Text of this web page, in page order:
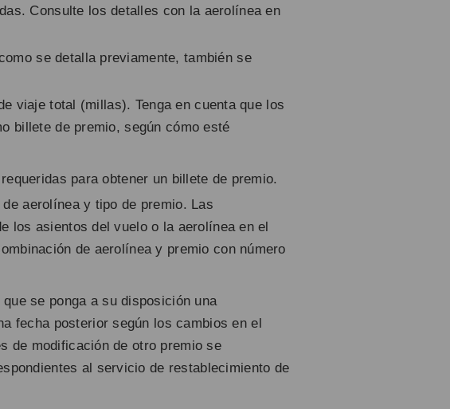
Consulte los detalles con la aerolínea en
se detalla previamente, también se
viaje total (millas). Tenga en cuenta que los
billete de premio, según cómo esté
para obtener un billete de premio.
aerolínea y tipo de premio. Las
los asientos del vuelo o la aerolínea en el
de aerolínea y premio con número
se ponga a su disposición una
fecha posterior según los cambios en el
de modificación de otro premio se
al servicio de restablecimiento de